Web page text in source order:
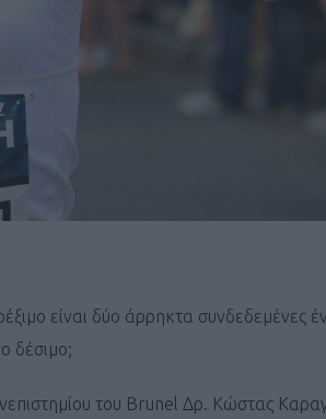
είναι δύο άρρηκτα συνδεδεμένες
δέσιμο;
του Brunel Δρ. Κώστας